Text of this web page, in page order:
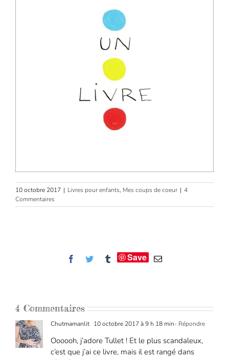
10 octobre 2017 | Livres pour enfants, Mes coups de coeur | 4
Commentaires
Facebook
Twitter TumblrSave Email
4 Commentaires
Chutmamanlit 10 octobre 2017 à 9 h 18 min- Répondre
Oooooh, j’adore Tullet ! Et le plus scandaleux,
c’est que j’ai ce livre, mais il est rangé dans